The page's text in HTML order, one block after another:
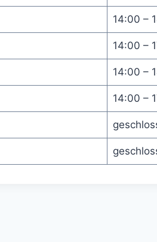
14:00 –
14:00 –
14:00 –
14:00 –